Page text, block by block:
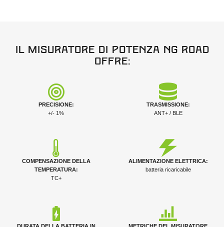
Il misuratore di potenza NG Road
offre:
PRECISIONE:
+/- 1%
TRASMISSIONE:
ANT+ / BLE
COMPENSAZIONE DELLA
TEMPERATURA:
TC+
ALIMENTAZIONE ELETTRICA:
batteria ricaricabile